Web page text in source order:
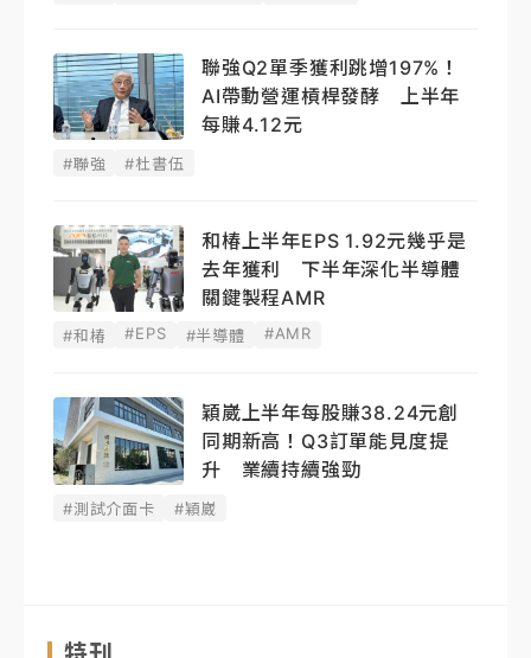
聯強Q2單季獲利跳增197%！
AI帶動營運槓桿發酵 上半年
每賺4.12元
#聯強 #杜書伍
和椿上半年EPS 1.92元幾乎是
去年獲利 下半年深化半導體
關鍵製程AMR
#和椿 #EPS #半導體 #AMR
穎崴上半年每股賺38.24元創
同期新高！Q3訂單能見度提
升 業續持續強勁
#測試介面卡 #穎崴